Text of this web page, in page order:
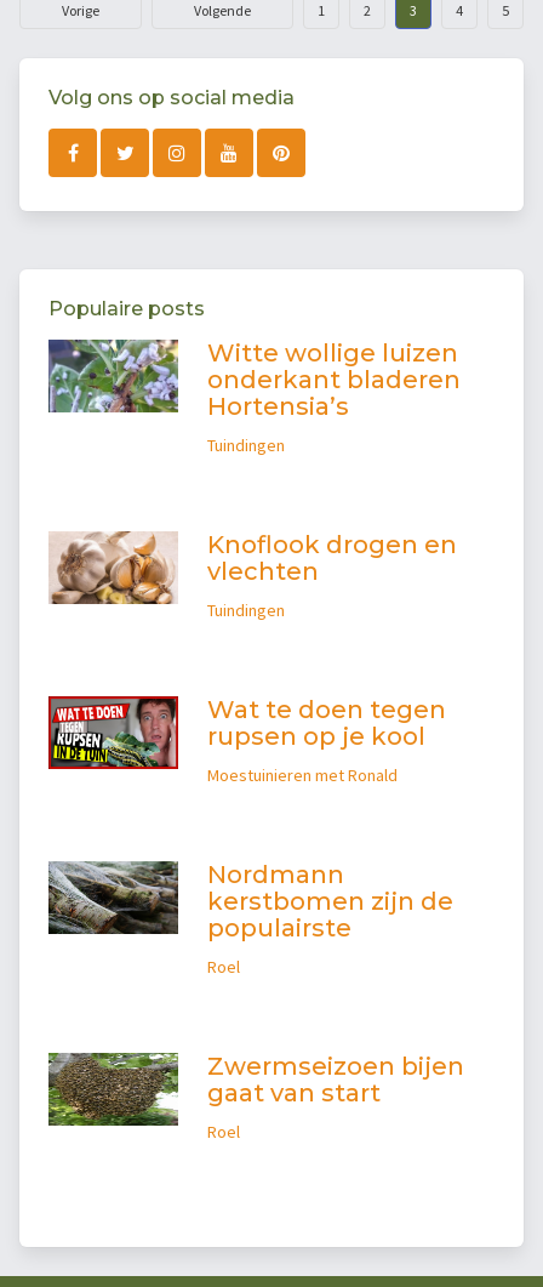
Vorige Volgende 1 2 3 4 5
Volg ons op social media
Populaire posts
Witte wollige luizen
onderkant bladeren
Hortensia’s
Tuindingen
Knoflook drogen en
vlechten
Tuindingen
Wat te doen tegen
rupsen op je kool
Moestuinieren met Ronald
Nordmann
kerstbomen zijn de
populairste
Roel
Zwermseizoen bijen
gaat van start
Roel